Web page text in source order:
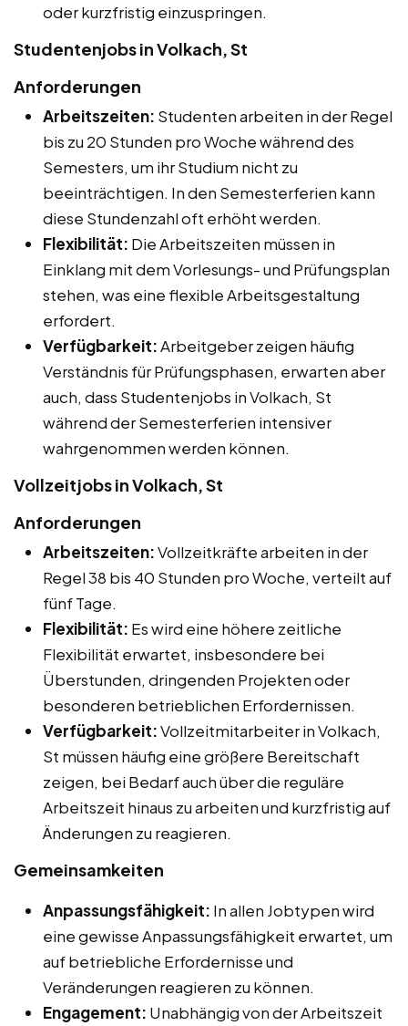
oder kurzfristig einzuspringen.
Studentenjobs in Volkach, St
Anforderungen
Arbeitszeiten: Studenten arbeiten in der Regel
bis zu 20 Stunden pro Woche während des
Semesters, um ihr Studium nicht zu
beeinträchtigen. In den Semesterferien kann
diese Stundenzahl oft erhöht werden.
Flexibilität: Die Arbeitszeiten müssen in
Einklang mit dem Vorlesungs- und Prüfungsplan
stehen, was eine flexible Arbeitsgestaltung
erfordert.
Verfügbarkeit:Arbeitgeber zeigen häufig
Verständnis für Prüfungsphasen, erwarten aber
auch, dass Studentenjobs in Volkach, St
während der Semesterferien intensiver
wahrgenommen werden können.
Vollzeitjobs in Volkach, St
Anforderungen
Arbeitszeiten:Vollzeitkräfte arbeiten in der
Regel 38 bis 40 Stunden pro Woche, verteilt auf
fünf Tage.
Flexibilität: Es wird eine höhere zeitliche
Flexibilität erwartet, insbesondere bei
Überstunden, dringenden Projekten oder
besonderen betrieblichen Erfordernissen.
Verfügbarkeit:Vollzeitmitarbeiter in Volkach,
St müssen häufig eine größere Bereitschaft
zeigen, bei Bedarf auch über die reguläre
Arbeitszeit hinaus zu arbeiten und kurzfristig auf
Änderungen zu reagieren.
Gemeinsamkeiten
Anpassungsfähigkeit: In allen Jobtypen wird
eine gewisse Anpassungsfähigkeit erwartet, um
auf betriebliche Erfordernisse und
Veränderungen reagieren zu können.
Engagement: Unabhängig von der Arbeitszeit